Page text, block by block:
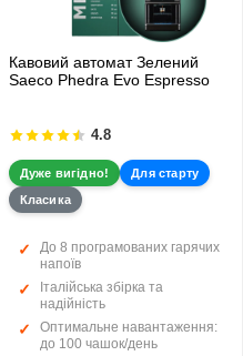
Кавовий автомат Зелений
Saeco Phedra Evo Espresso
4.8
Дуже вигідно!
Для старту
Класика
До 8 програмованих гарячих
напоїв
Італійська збірка та
надійність
Оптимальне навантаження:
до 100 чашок/день